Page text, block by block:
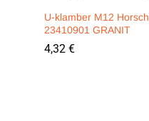
U-klamber M12 Horsch
23410901 GRANIT
4,32 €